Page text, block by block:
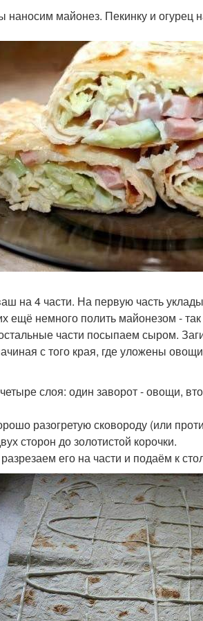
наносим майонез. Пекинку и огурец
на 4 части. На первую часть
ещё немного полить майонезом -
части посыпаем сыром.
с того края, где уложены
слоя: один заворот - овощи,
разогретую сковороду (или
сторон до золотистой корочки.
его на части и подаём к